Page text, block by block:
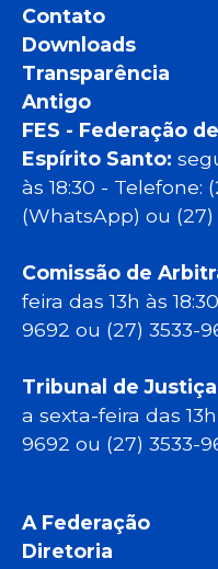
Contato
Downloads
Transparência
Antigo
FES - Federação
Espírito Santo:
às 18:30 - Telefone:
(WhatsApp) ou (27)
Comissão de
feira das 13h às
9692 ou (27) 3533-
Tribunal de
a sexta-feira das
9692 ou (27) 3533-
A Federação
Diretoria